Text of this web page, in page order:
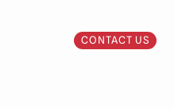
CONTACT US